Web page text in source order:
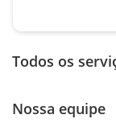
Todos os
Nossa equipe